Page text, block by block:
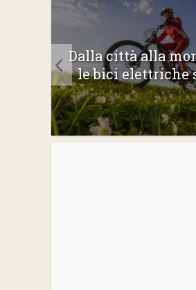
Dalla città alla
le bici elettriche